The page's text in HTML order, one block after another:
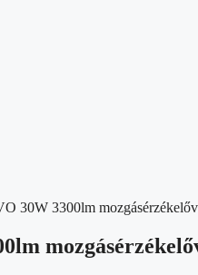
30W 3300lm